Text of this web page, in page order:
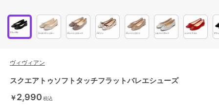
ヴィヴィアン
スクエアトゥソフトタッチフラットバレエシューズ
￥2,990 税込